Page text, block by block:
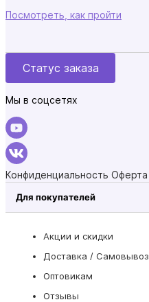
Посмотреть, как пройти
Статус заказа
Мы в соцсетях
Конфиденциальность Оферта
Для покупателей
Акции и скидки
Доставка / Самовывоз
Оптовикам
Отзывы